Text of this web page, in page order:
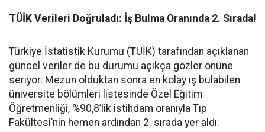
​TÜİK Verileri Doğruladı: İş Bulma Oranında 2. Sırada!
​Türkiye İstatistik Kurumu (TÜİK) tarafından açıklanan
güncel veriler de bu durumu açıkça gözler önüne
seriyor. Mezun olduktan sonra en kolay iş bulabilen
üniversite bölümleri listesinde Özel Eğitim
Öğretmenliği, %90,8’lik istihdam oranıyla Tıp
Fakültesi’nin hemen ardından 2. sırada yer aldı.